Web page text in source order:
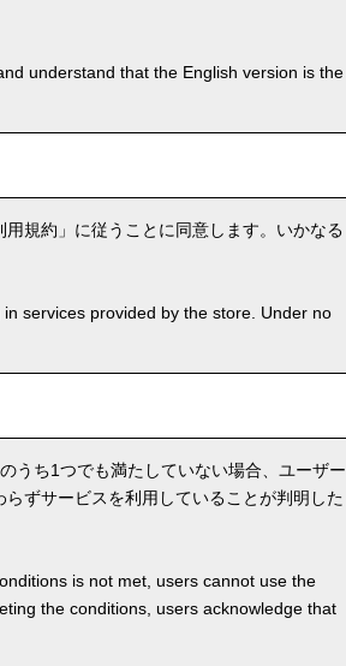
understand that the English version is the
規約」に従うことに同意します。いかなる
services provided by the store. Under no
うち1つでも満たしていない場合、ユーザー
ずサービスを利用していることが判明した
is not met, users cannot use the
the conditions, users acknowledge that